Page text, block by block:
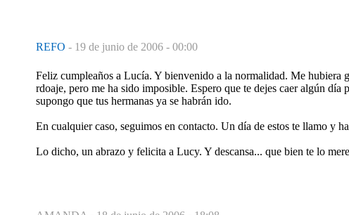
REFO - 19 de junio de 2006 - 00:00
Feliz cumpleaños a Lucía. Y bienvenido a la normalidad. Me hubiera
rdoaje, pero me ha sido imposible. Espero que te dejes caer algún día
supongo que tus hermanas ya se habrán ido.
En cualquier caso, seguimos en contacto. Un día de estos te llamo y
Lo dicho, un abrazo y felicita a Lucy. Y descansa... que bien te lo